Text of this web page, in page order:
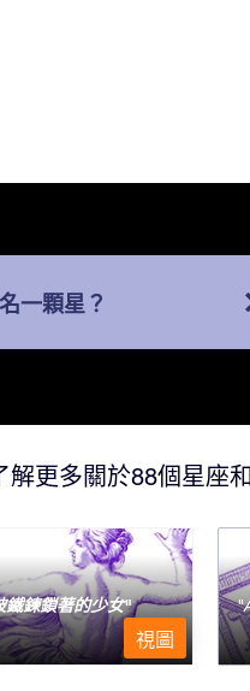
一顆星？
解更多關於88個星座
鍊鎖著的少女
視圖